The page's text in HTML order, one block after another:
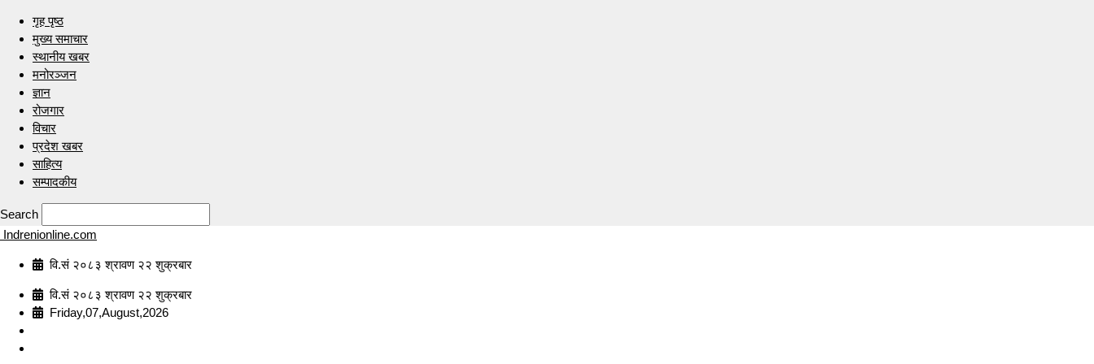
गृह पृष्ठ
मुख्य समाचार
स्थानीय खबर
मनोरञ्जन
ज्ञान
रोजगार
विचार
प्रदेश खबर
साहित्य
सम्पादकीय
Search
Indrenionline.com
वि.सं २०८३ श्रावण २२ शुक्रबार
वि.सं २०८३ श्रावण २२ शुक्रबार
Friday,07,August,2026